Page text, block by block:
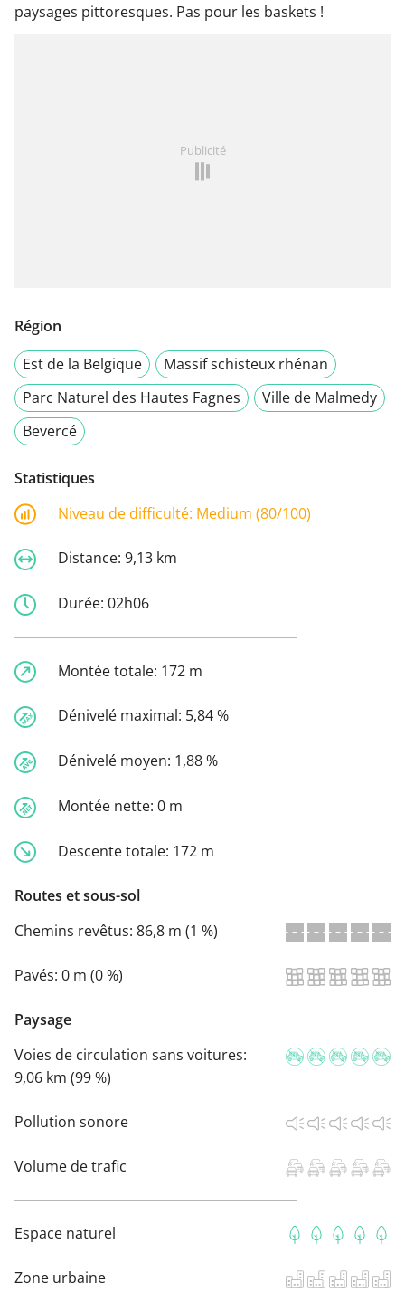
paysages pittoresques. Pas pour les baskets !
Publicité
Région
Est de la Belgique
Massif schisteux rhénan
Parc Naturel des Hautes Fagnes
Ville de Malmedy
Bevercé
Statistiques
Niveau de difficulté: Medium (80/100)
Distance: 9,13 km
Durée: 02h06
Montée totale: 172 m
Dénivelé maximal: 5,84 %
Dénivelé moyen: 1,88 %
Montée nette: 0 m
Descente totale: 172 m
Routes et sous-sol
Chemins revêtus: 86,8 m (1 %)
Pavés: 0 m (0 %)
Paysage
Voies de circulation sans voitures:
9,06 km (99 %)
Pollution sonore
Volume de trafic
Espace naturel
Zone urbaine